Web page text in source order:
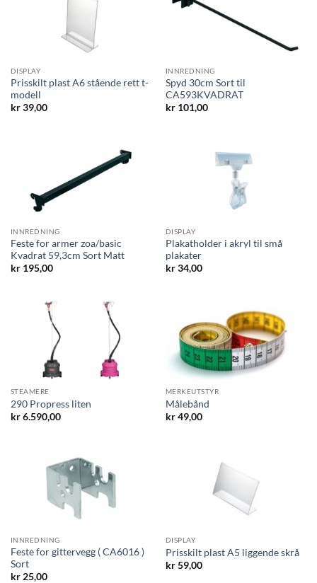
DISPLAY
Prisskilt plast A6 stående rett t-
modell
kr39,00
INNREDNING
Spyd 30cm Sort til
CA593KVADRAT
kr101,00
INNREDNING
Feste for armer zoa/basic
Kvadrat 59,3cm Sort Matt
kr195,00
DISPLAY
Plakatholder i akryl til små
plakater
kr34,00
STEAMERE
290 Propress liten
kr6.590,00
MERKEUTSTYR
Målebånd
kr49,00
INNREDNING
Feste for gittervegg ( CA6016 )
Sort
kr25,00
DISPLAY
Prisskilt plast A5 liggende skrå
kr59,00